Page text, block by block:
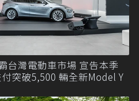
台灣電動車市場 宣告本季
突破5,500 輛全新Model Y